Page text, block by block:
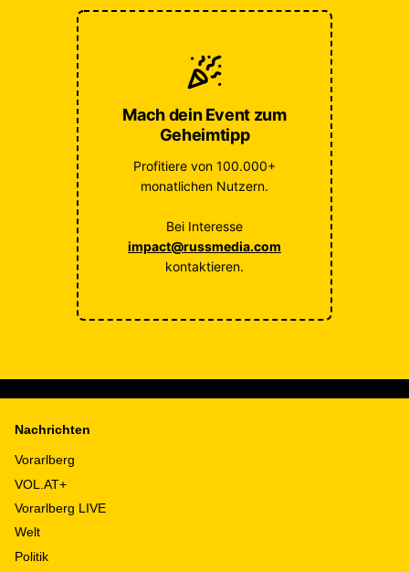
Mach dein Event zum
Geheimtipp
Profitiere von 100.000+
monatlichen Nutzern.
Bei Interesse
impact@russmedia.com
kontaktieren.
Nachrichten
Vorarlberg
VOL.AT+
Vorarlberg LIVE
Welt
Politik